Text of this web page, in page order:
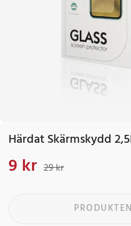
Härdat Skärmskydd
Nuvarande pris
9 kr 29 kr